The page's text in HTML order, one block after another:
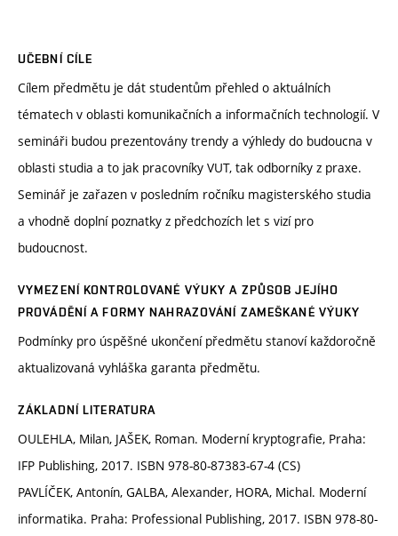
UČEBNÍ CÍLE
Cílem předmětu je dát studentům přehled o aktuálních
tématech v oblasti komunikačních a informačních technologií. V
semináři budou prezentovány trendy a výhledy do budoucna v
oblasti studia a to jak pracovníky VUT, tak odborníky z praxe.
Seminář je zařazen v posledním ročníku magisterského studia
a vhodně doplní poznatky z předchozích let s vizí pro
budoucnost.
VYMEZENÍ KONTROLOVANÉ VÝUKY A ZPŮSOB JEJÍHO
PROVÁDĚNÍ A FORMY NAHRAZOVÁNÍ ZAMEŠKANÉ VÝUKY
Podmínky pro úspěšné ukončení předmětu stanoví každoročně
aktualizovaná vyhláška garanta předmětu.
ZÁKLADNÍ LITERATURA
OULEHLA, Milan, JAŠEK, Roman. Moderní kryptografie, Praha:
IFP Publishing, 2017. ISBN 978-80-87383-67-4 (CS)
PAVLÍČEK, Antonín, GALBA, Alexander, HORA, Michal. Moderní
informatika. Praha: Professional Publishing, 2017. ISBN 978-80-